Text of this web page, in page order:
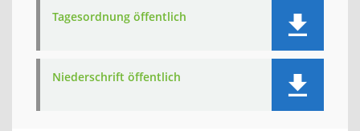
Tagesordnung öffentlich
Niederschrift öffentlich